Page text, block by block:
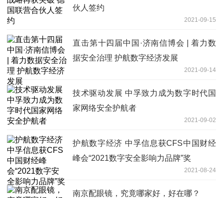
伙人签约
2021-09-15
直击第十四届中国·济南信博会 | 着力数
据安全治理 护航数字经济发展
2021-09-14
技术驱动发展 中孚致力成为数字时代国
家网络安全护航者
2021-09-02
护航数字经济 中孚信息获CFS中国财经
峰会“2021数字安全影响力品牌”奖
2021-08-24
南京配眼镜，究竟哪家好，好在哪？